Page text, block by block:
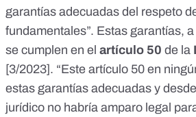
garantías adecuadas del respeto
fundamentales”. Estas garantías,
se cumplen en el artículo 50 de la
[3/2023]. “Este artículo 50 en
estas garantías adecuadas y
jurídico no habría amparo legal